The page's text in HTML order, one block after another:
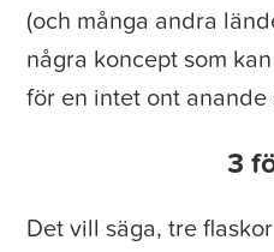
(och många andra
några koncept som
för en intet ont anande
3
Det vill säga, tre